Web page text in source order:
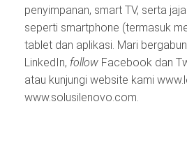
penyimpanan, smart TV, serta
seperti smartphone (termasuk
tablet dan aplikasi. Mari
LinkedIn, follow Facebook dan
atau kunjungi website kami
www.solusilenovo.com.